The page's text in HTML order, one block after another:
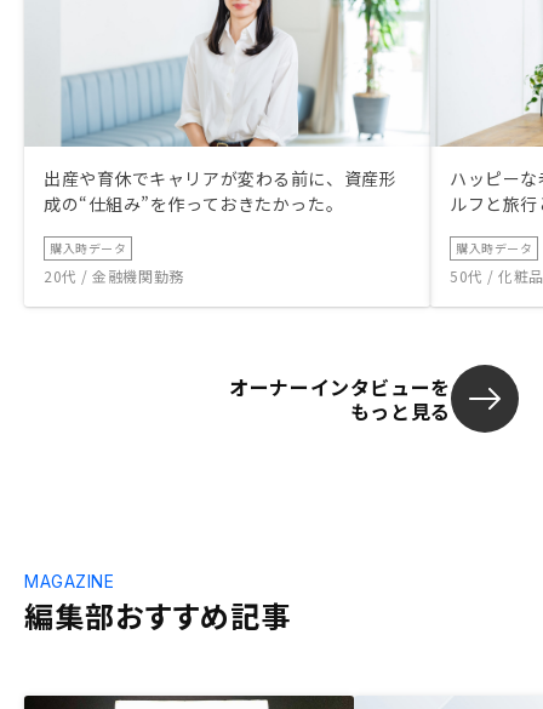
出産や育休でキャリアが変わる前に、資産形
成の“仕組み”を作っておきたかった。
購入時データ
20代 / 金融機関勤務
ハッピー
ルフと旅
購入時データ
50代 / 化粧
オーナーインタビューを
もっと見る
編集部おすすめ記事
MAGAZINE